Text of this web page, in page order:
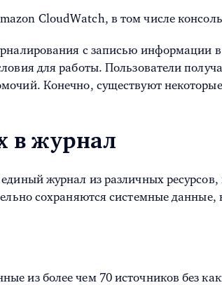
CloudWatch, в том числе
с записью информации
для работы. Пользователи
Конечно, существуют
в журнал
журнал из различных
сохраняются системные
из более чем 70 источников без